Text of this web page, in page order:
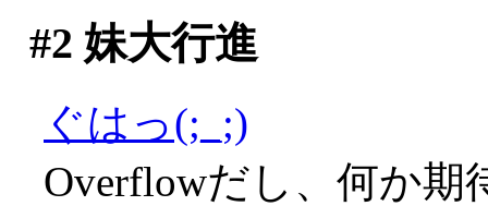
#2 妹大行進
ぐはっ(;_;)
Overflowだし、何か